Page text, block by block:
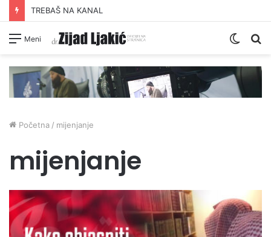
TREBAŠ NA KANAL
Meni
Switch
Početna / mijenjanje
mijenjanje